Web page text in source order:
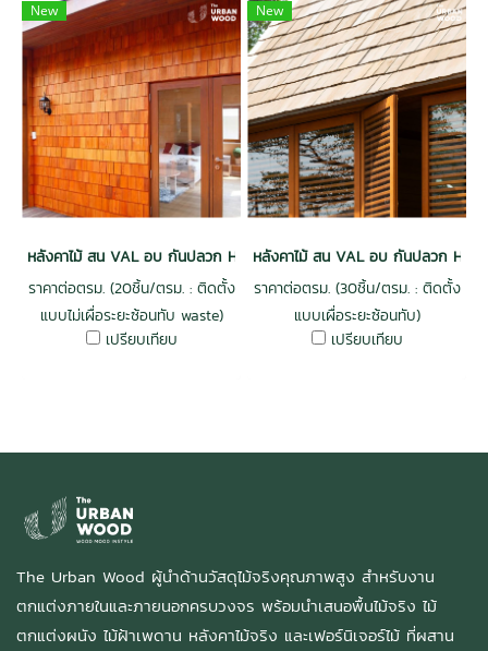
New
หลังคาไม้ สน VAL อบ กันปลวก H3.2 ไม่เผื่อwaste
ราคาต่อตรม. (20ชิ้น/ตรม. : ติดตั้ง
แบบไม่เผื่อระยะซ้อนทับ waste)
เปรียบเทียบ
New
หลังคาไม้ สน VAL อบ กันปลวก H3.2
ราคาต่อตรม. (30ชิ้น/ตรม. : ติดตั้ง
แบบเผื่อระยะซ้อนทับ)
เปรียบเทียบ
The Urban Wood ผู้นำด้านวัสดุไม้จริงคุณภาพสูง สำหรับงาน
ตกแต่งภายในและภายนอกครบวงจร พร้อมนำเสนอพื้นไม้จริง ไม้
ตกแต่งผนัง ไม้ฝ้าเพดาน หลังคาไม้จริง และเฟอร์นิเจอร์ไม้ ที่ผสาน